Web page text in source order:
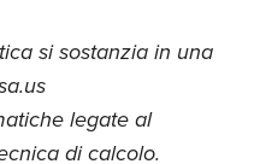
si sostanzia in una
legate al
di calcolo.